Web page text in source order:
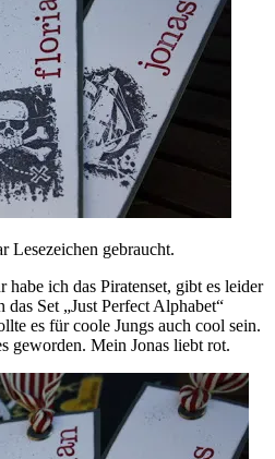
Lesezeichen gebraucht.
ich das Piratenset, gibt es leider
Set „Just Perfect Alphabet“
es für coole Jungs auch cool sein.
geworden. Mein Jonas liebt rot.